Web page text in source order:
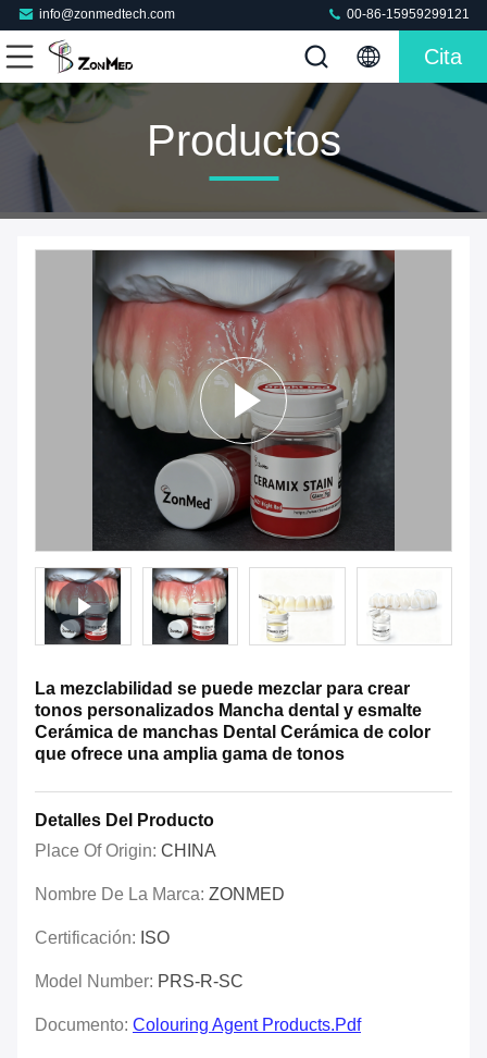
info@zonmedtech.com 00-86-15959299121
Cita
Productos
La mezclabilidad se puede mezclar para crear
tonos personalizados Mancha dental y esmalte
Cerámica de manchas Dental Cerámica de color
que ofrece una amplia gama de tonos
Detalles Del Producto
Place Of Origin: CHINA
Nombre De La Marca: ZONMED
Certificación: ISO
Model Number: PRS-R-SC
Documento: Colouring Agent Products.pdf